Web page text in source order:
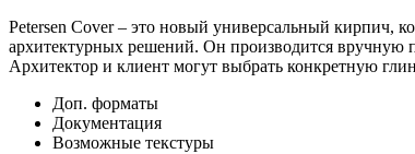
Petersen Cover – это новый универсальный кирпич,
архитектурных решений. Он производится
Архитектор и клиент могут выбрать конкретную
Доп. форматы
Документация
Возможные текстуры